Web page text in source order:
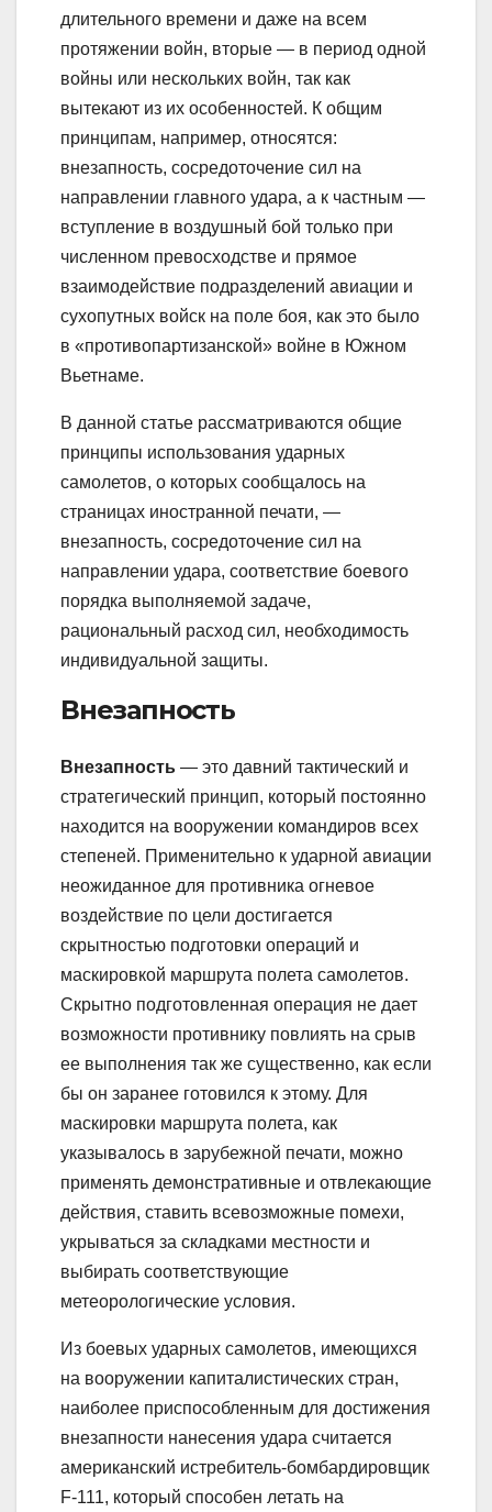
длительного времени и даже на всем
протяжении войн, вторые — в период одной
войны или нескольких войн, так как
вытекают из их особенностей. К общим
принципам, например, относятся:
внезапность, сосредоточение сил на
направлении главного удара, а к частным —
вступление в воздушный бой только при
численном превосходстве и прямое
взаимодействие подразделений авиации и
сухопутных войск на поле боя, как это было
в «противопартизанской» войне в Южном
Вьетнаме.
В данной статье рассматриваются общие
принципы использования ударных
самолетов, о которых сообщалось на
страницах иностранной печати, —
внезапность, сосредоточение сил на
направлении удара, соответствие боевого
порядка выполняемой задаче,
рациональный расход сил, необходимость
индивидуальной защиты.
Внезапность
Внезапность — это давний тактический и
стратегический принцип, который постоянно
находится на вооружении командиров всех
степеней. Применительно к ударной авиации
неожиданное для противника огневое
воздействие по цели достигается
скрытностью подготовки операций и
маскировкой маршрута полета самолетов.
Скрытно подготовленная операция не дает
возможности противнику повлиять на срыв
ее выполнения так же существенно, как если
бы он заранее готовился к этому. Для
маскировки маршрута полета, как
указывалось в зарубежной печати, можно
применять демонстративные и отвлекающие
действия, ставить всевозможные помехи,
укрываться за складками местности и
выбирать соответствующие
метеорологические условия.
Из боевых ударных самолетов, имеющихся
на вооружении капиталистических стран,
наиболее приспособленным для достижения
внезапности нанесения удара считается
американский истребитель-бомбардировщик
F-111, который способен летать на